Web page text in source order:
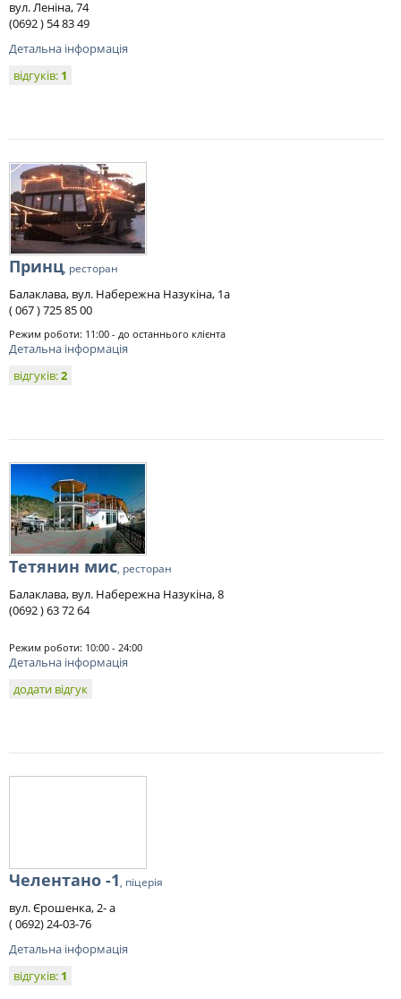
вул. Леніна, 74
(0692 ) 54 83 49
Детальна інформація
відгуків: 1
Принц, ресторан
Балаклава, вул. Набережна Назукіна, 1а
( 067 ) 725 85 00
Режим роботи: 11:00 - до останнього клієнта
Детальна інформація
відгуків:2
Тетянин мис, ресторан
Балаклава, вул. Набережна Назукіна, 8
(0692 ) 63 72 64
Режим роботи: 10:00 - 24:00
Детальна інформація
додати відгук
Челентано -1, піцерія
вул. Єрошенка, 2- а
( 0692) 24-03-76
Детальна інформація
відгуків: 1